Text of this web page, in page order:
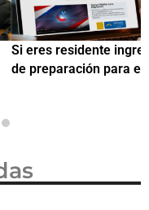
el curso gratuito
en EUA